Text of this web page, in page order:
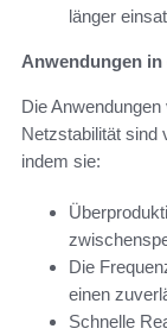
länger
Anwendungen
Die
Netzstabilität sind
indem sie:
Die
einen
Schnelle